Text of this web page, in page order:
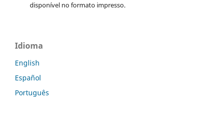
disponível no formato impresso.
Idioma
English
Español
Português